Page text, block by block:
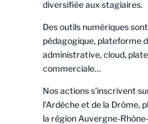
diversifiée aux stagiaires.
Des outils numériques
pédagogique, plateforme
administrative, cloud,
commerciale…
Nos actions s’inscrivent
l’Ardèche et de la Drôme,
la région Auvergne-